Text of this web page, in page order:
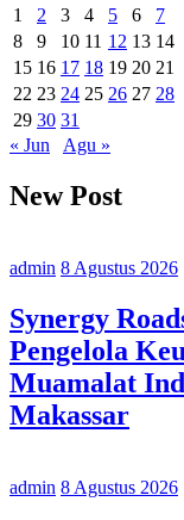
1
2 3 4 5 6
7
8
9 10 11 12 13 14
15 16 17 18 19 20 21
22 23 24 25 26 27 28
29 30 31
« Jun
Agu »
New Post
admin 8 Agustus 2026
Synergy
Pengelola
Muamalat
Makassar
admin 8 Agustus 2026